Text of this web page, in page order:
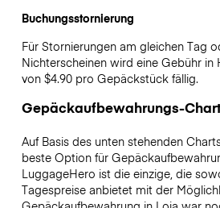
Buchungsstornierung
Für Stornierungen am gleichen Tag
Nichterscheinen wird eine Gebühr in
von $4.90 pro Gepäckstück fällig.
Gepäckaufbewahrungs-Chart
Auf Basis des unten stehenden
beste Option für
LuggageHero ist die einzige, die
Tagespreise anbietet mit der